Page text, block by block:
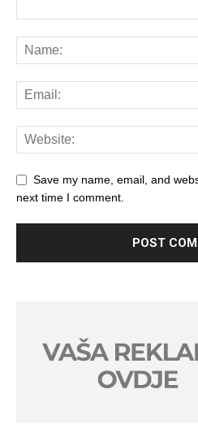
Save my name, email, and
next time I comment.